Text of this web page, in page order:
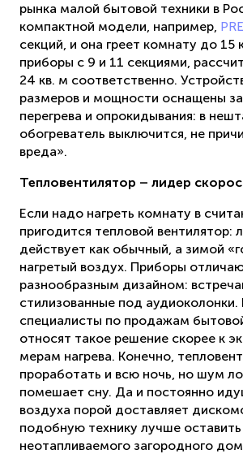
рынка малой бытовой техники в
компактной модели, например,
секций, и она греет комнату до 15
приборы с 9 и 11 секциями,
24 кв. м соответственно.
размеров и мощности оснащены
перегрева и опрокидывания: в
обогреватель выключится, не
вреда».
Тепловентилятор – лидер
Если надо нагреть комнату в
пригодится тепловой вентилятор:
действует как обычный, а зимой
нагретый воздух. Приборы
разнообразным дизайном:
стилизованные под аудиоколонки.
специалисты по продажам
относят такое решение скорее к
мерам нагрева. Конечно,
проработать и всю ночь, но шум
помешает сну. Да и постоянно
воздуха порой доставляет
подобную технику лучше
неотапливаемого загородного